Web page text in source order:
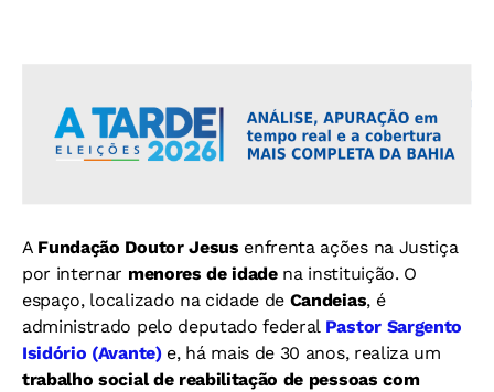
A Fundação Doutor Jesus enfrenta ações na Justiça
por internar menores de idadena instituição. O
espaço, localizado na cidade de Candeias, é
administrado pelo deputado federal Pastor Sargento
Isidório (Avante)e, há mais de 30 anos, realiza um
trabalho social de reabilitação de pessoas com